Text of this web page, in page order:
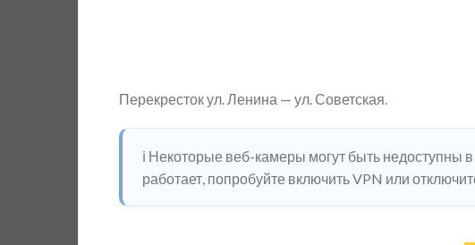
Перекресток ул. Ленина — ул. Советская.
ℹ️ Некоторые веб-камеры могут быть недоступны
работает, попробуйте включить VPN или